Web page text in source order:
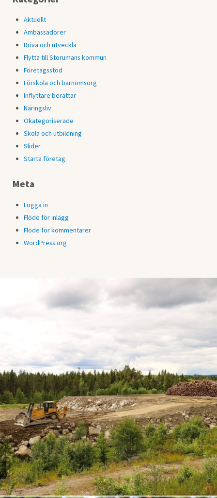
Aktuellt
Ambassadörer
Driva och utveckla
Flytta till Storumans kommun
Företagsstöd
Förskola och barnomsorg
Inflyttare berättar
Näringsliv
Okategoriserade
Skola och utbildning
Slider
Starta företag
Meta
Logga in
Flöde för inlägg
Flöde för kommentarer
WordPress.org